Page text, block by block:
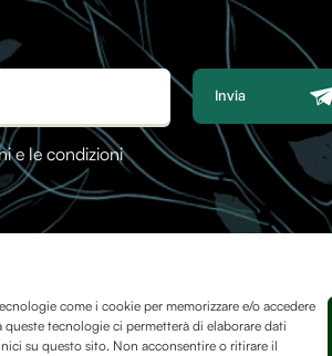
come i cookie per memorizzare e/o accedere
tecnologie ci permetterà di elaborare dati
su questo sito. Non acconsentire o ritirare il
Invia
e le condizioni